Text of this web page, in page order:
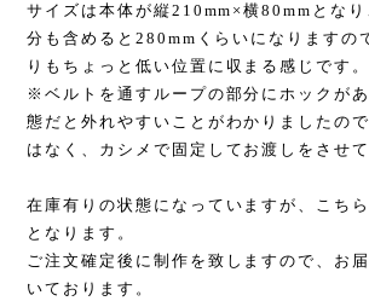
サイズは本体が縦210mm×横80mmとな
分も含めると280mmくらいになりますの
りもちょっと低い位置に収まる感じです。
※ベルトを通すループの部分にホックが
態だと外れやすいことがわかりましたの
はなく、カシメで固定してお渡しをさせ
在庫有りの状態になっていますが、こち
となります。
ご注文確定後に制作を致しますので、お
いております。